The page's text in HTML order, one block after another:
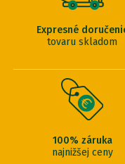
Expresné
tovaru skladom
100% záruka
najnižšej ceny